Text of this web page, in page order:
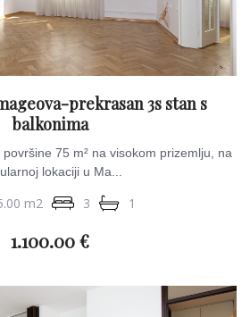
prekrasan 3s stan s
balkonima
75 m² na visokom prizemlju, na
lokaciji u Ma...
m2 3 1
1.100.00 €